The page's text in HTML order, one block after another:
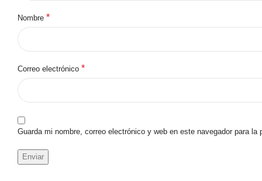
Nombre *
Correo electrónico *
Guarda mi nombre, correo electrónico y web en este navegador para la